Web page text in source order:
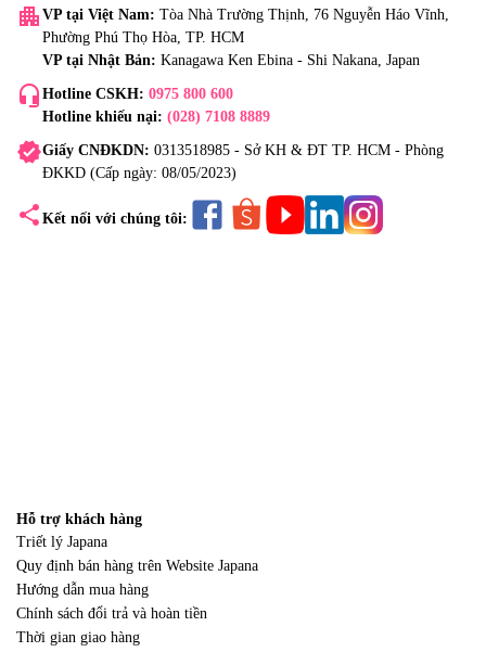
apartment VP tại Việt Nam: Tòa Nhà Trường Thịnh, 76 Nguyễn Háo Vĩnh,
Phường Phú Thọ Hòa, TP. HCM
VP tại Nhật Bản: Kanagawa Ken Ebina - Shi Nakana, Japan
headset_mic Hotline CSKH: 0975 800 600
Hotline khiếu nại: (028) 7108 8889
verifiedGiấy CNĐKDN: 0313518985 - Sở KH & ĐT TP. HCM - Phòng
ĐKKD (Cấp ngày: 08/05/2023)
share Kết nối với chúng tôi:
Hỗ trợ khách hàng
Triết lý Japana
Quy định bán hàng trên Website Japana
Hướng dẫn mua hàng
Chính sách đổi trả và hoàn tiền
Thời gian giao hàng